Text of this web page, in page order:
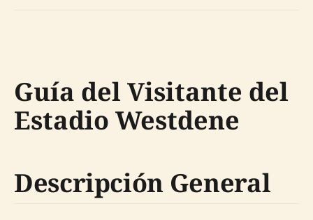
Guía del Visitante del
Estadio Westdene
Descripción General